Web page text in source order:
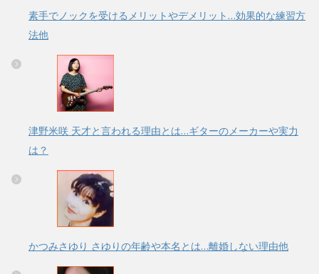
素手でノックを受けるメリットやデメリット…効果的な練習方
法他
津野米咲 天才と言われる理由とは…ギターのメーカーや実力
は？
かつみさゆり さゆりの年齢や本名とは…離婚しない理由他